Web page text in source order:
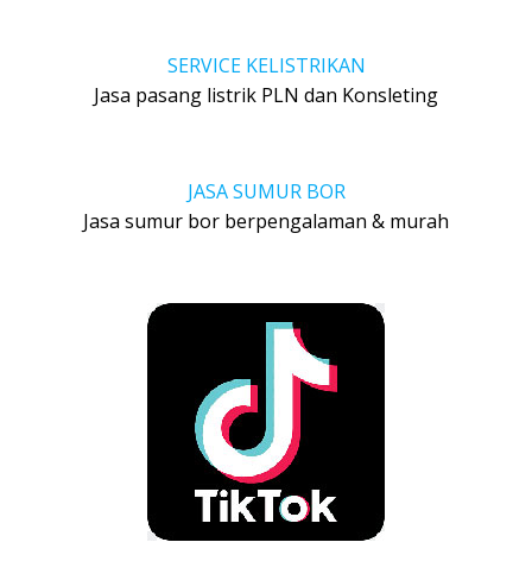
SERVICE KELISTRIKAN
Jasa pasang listrik PLN dan Konsleting
JASA SUMUR BOR
Jasa sumur bor berpengalaman & murah